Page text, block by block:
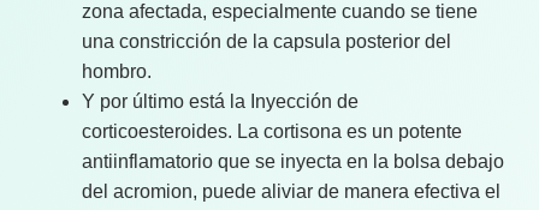
zona afectada, especialmente cuando se tiene
una constricción de la capsula posterior del
hombro.
Y por último está la Inyección de
corticoesteroides. La cortisona es un potente
antiinflamatorio que se inyecta en la bolsa debajo
del acromion, puede aliviar de manera efectiva el